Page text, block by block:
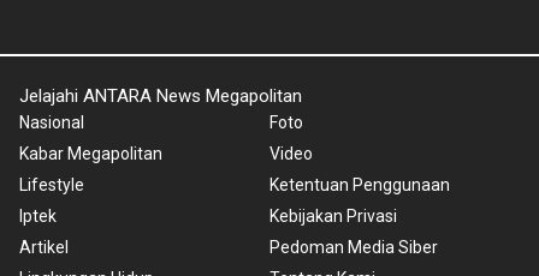
Jelajahi ANTARA News Megapolitan
Nasional
Kabar Megapolitan
Lifestyle
Iptek
Artikel
Foto
Video
Ketentuan Penggunaan
Kebijakan Privasi
Pedoman Media Siber